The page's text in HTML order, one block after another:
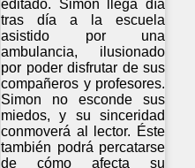
editado. Simon llega día
tras día a la escuela
asistido por una
ambulancia, ilusionado
por poder disfrutar de sus
compañeros y profesores.
Simon no esconde sus
miedos, y su sinceridad
conmoverá al lector. Éste
también podrá percatarse
de cómo afecta su